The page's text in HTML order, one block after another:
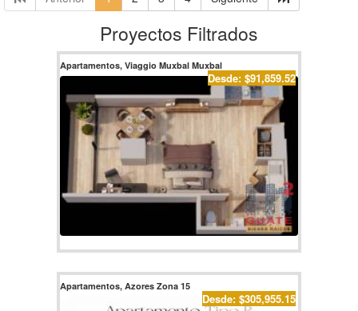
Proyectos Filtrados
Apartamentos, Viaggio Muxbal Muxbal
Desde: $91,859.52
Apartamentos, Azores Zona 15
Desde: $305,955.15